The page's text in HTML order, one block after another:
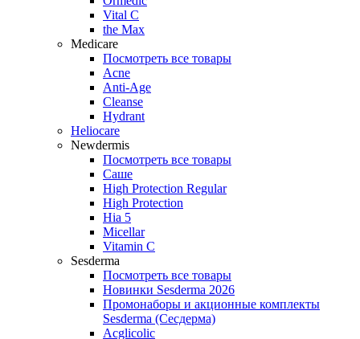
Vital C
the Max
Medicare
Посмотреть все товары
Acne
Anti‑Age
Cleanse
Hydrant
Heliocare
Newdermis
Посмотреть все товары
Саше
High Protection Regular
High Protection
Hia 5
Micellar
Vitamin C
Sesderma
Посмотреть все товары
Новинки Sesderma 2026
Промонаборы и акционные комплекты
Sesderma (Сесдерма)
Acglicolic